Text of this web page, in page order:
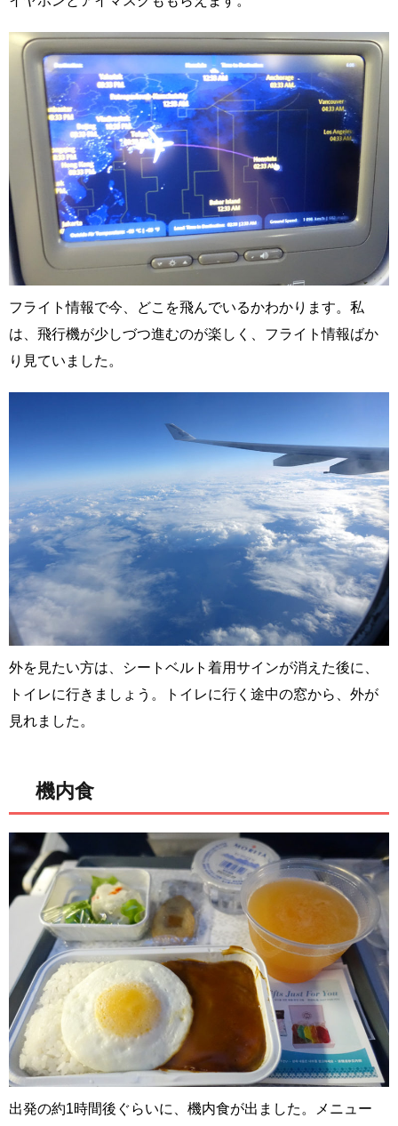
フライト情報で今、どこを飛んでいるかわかります。私
は、飛行機が少しづつ進むのが楽しく、フライト情報ばか
り見ていました。
外を見たい方は、シートベルト着用サインが消えた後に、
トイレに行きましょう。トイレに行く途中の窓から、外が
見れました。
機内食
出発の約1時間後ぐらいに、機内食が出ました。メニュー